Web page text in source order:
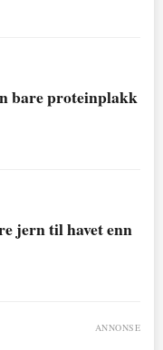
bare proteinplakk
jern til havet enn
ANNONSE